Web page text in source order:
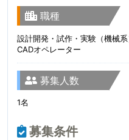
職種
設計開発・試作・実験（機械系
CADオペレーター
募集人数
1名
募集条件